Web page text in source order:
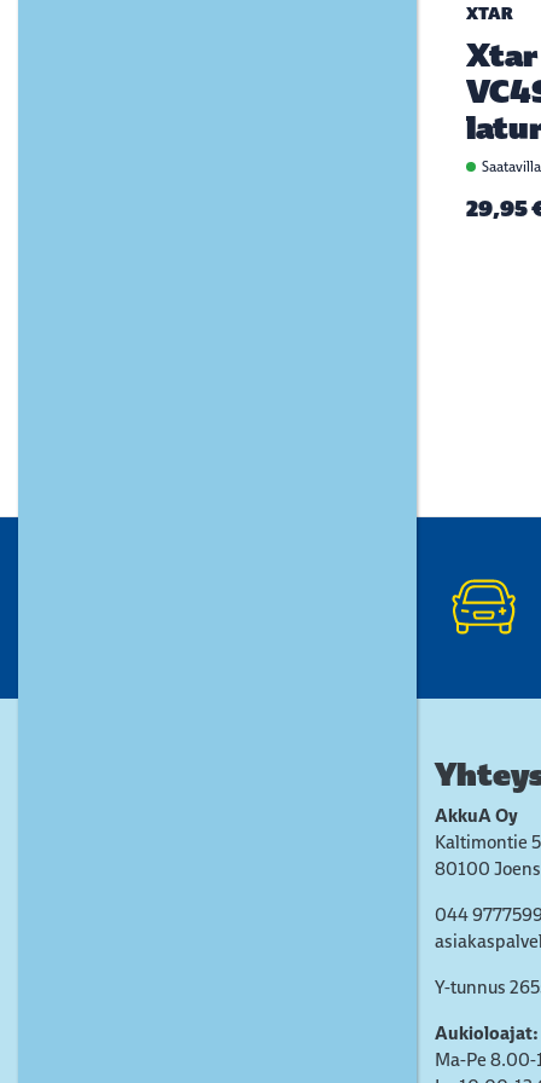
XTAR
Xtar
Saatavilla
29,95
AkkuA Oy
Kaltimontie 5
80100
044
Y-tunnus
Aukioloajat:
Ma-Pe 8.00-